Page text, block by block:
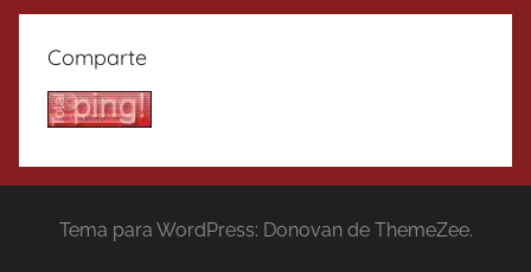
Comparte
Tema para WordPress: Donovan de ThemeZee.